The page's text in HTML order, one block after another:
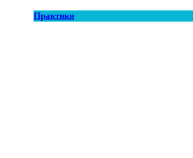
Практики